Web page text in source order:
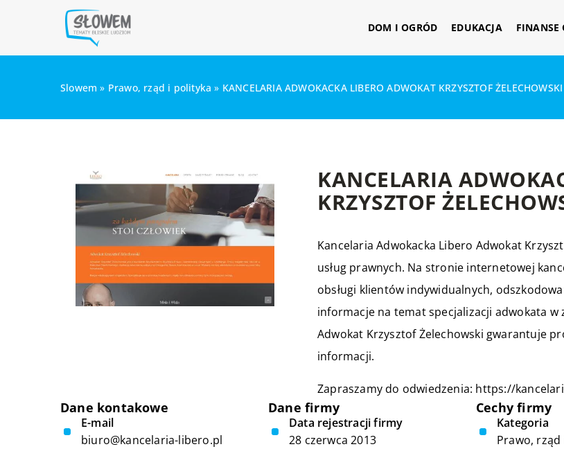
DOM I OGRÓD EDUKACJA FINANSE
Slowem » Prawo, rząd i polityka » KANCELARIA ADWOKACKA LIBERO ADWOKAT KRZYSZTOF ŻELECHOWSKI
KANCELARIA
KRZYSZTOF
Kancelaria Adwokacka Libero Adwokat
usług prawnych. Na stronie internetowej
obsługi klientów indywidualnych,
informacje na temat specjalizacji adwokata
Adwokat Krzysztof Żelechowski gwarantuje
informacji.
Zapraszamy do odwiedzenia: https://
Dane kontakowe
E-mail
biuro@kancelaria-libero.pl
Dane firmy
Data rejestracji firmy
28 czerwca 2013
Cechy firmy
Kategoria
Prawo,